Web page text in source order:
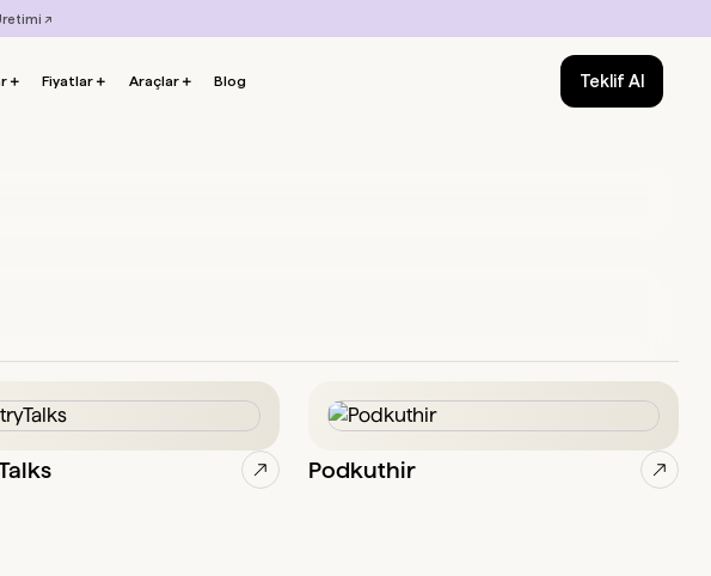
↗
＋ Fiyatlar ＋ Araçlar＋ Blog Teklif Al
Podkuthir